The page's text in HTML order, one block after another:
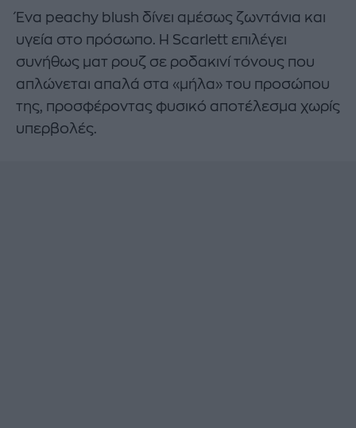
Ένα peachy blush δίνει αμέσως ζωντάνια και
υγεία στο πρόσωπο. Η Scarlett επιλέγει
συνήθως ματ ρουζ σε ροδακινί τόνους που
απλώνεται απαλά στα «μήλα» του προσώπου
της, προσφέροντας φυσικό αποτέλεσμα χωρίς
υπερβολές.